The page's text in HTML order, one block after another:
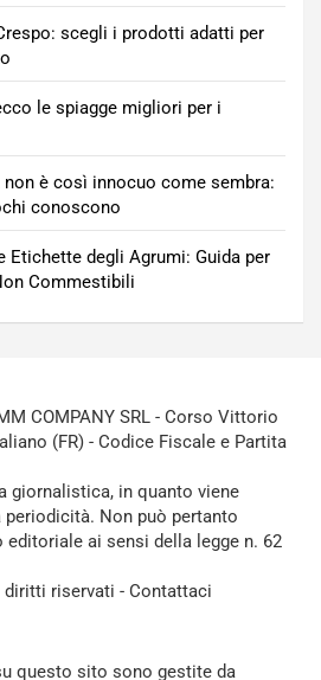
scegli i prodotti adatti per
le spiagge migliori per i
non è così innocuo come sembra:
conoscono
Etichette degli Agrumi: Guida per
Commestibili
COMPANY SRL - Corso Vittorio
(FR) - Codice Fiscale e Partita
giornalistica, in quanto viene
Non può pertanto
ai sensi della legge n. 62
diritti riservati - Contattaci
questo sito sono gestite da